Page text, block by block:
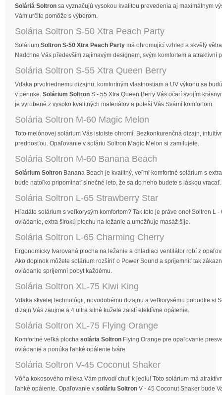
Soláriá Soltron sa vyznačujú vysokou kvalitou prevedenia aj maximálnym
Vám určite pomôže s výberom.
Solária Soltron S-50 Xtra Peach Party
Solárium Soltron S-50 Xtra Peach Party má ohromující vzhled a skvělý
Nadchne Vás především zajímavým designem, svým komfortem a atraktivní
Solária Soltron S-55 Xtra Queen Berry
Vďaka prvotriednemu dizajnu, komfortným vlastnostiam a UV výkonu sa
v perinke. Solárium Soltron S - 55 Xtra Queen Berry Vás očarí svojím
je vyrobené z vysoko kvalitných materiálov a poteší Vás Svámí komfortom.
Solária Soltron M-60 Magic Melon
Toto melónovej solárium Vás istoiste ohromí. Bezkonkurenčná dizajn,
prednosťou. Opaľovanie v soláriu Soltron Magic Melon si zamilujete.
Solária Soltron M-60 Banana Beach
Solárium Soltron Banana Beach je kvalitný, veľmi komfortné solárium s
bude natoľko pripomínať slnečné leto, že sa do neho budete s láskou vracať.
Solária Soltron L-65 Strawberry Star
Hľadáte solárium s veľkorysým komfortom? Tak toto je práve ono! Soltron L
ovládanie, extra širokú plochu na ležanie a umožňuje masáž šije.
Solária Soltron L-65 Charming Cherry
Ergonomicky tvarovaná plocha na ležanie a chladiaci ventilátor robí z
Ako doplnok môžete solárium rozšíriť o Power Sound a spríjemniť tak
ovládanie spríjemní pobyt každému.
Solária Soltron XL-75 Kiwi King
Vďaka skvelej technológii, novodobému dizajnu a veľkorysému pohodlie si
dizajn Vás zaujme a 4 ultra silné kužele zaistí efektívne opálenie.
Solária Soltron XL-75 Flying Orange
Komfortné veľká plocha solária Soltron Flying Orange pre opaľovanie
ovládanie a ponúka ľahké opálenie tváre.
Solária Soltron V-45 Coconut Shaker
Vôňa kokosového mlieka Vám privodí chuť k jedlu! Toto solárium má
ľahké opálenie. Opaľovanie v soláriu Soltron V - 45 Coconut Shaker bude